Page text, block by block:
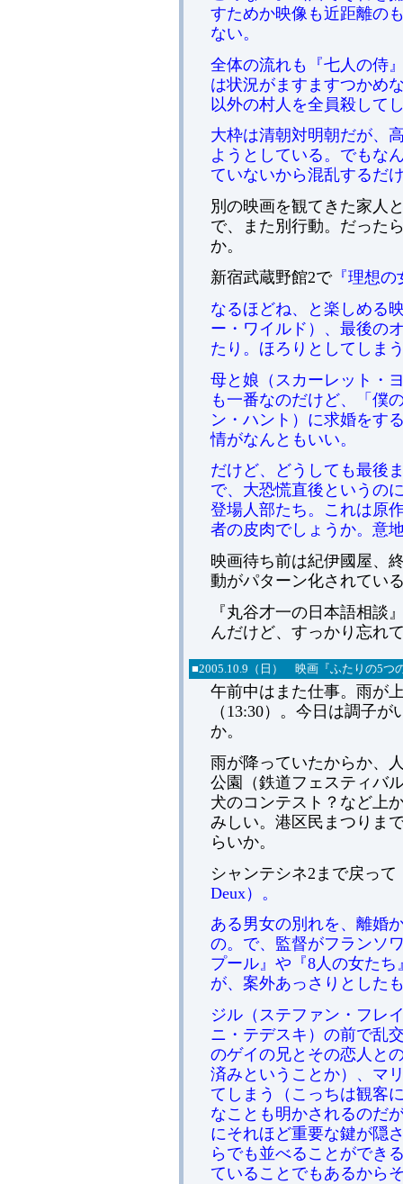
すためか映像も近距離の
ない。
全体の流れも『七人の侍
は状況がますますつかめ
以外の村人を全員殺して
大枠は清朝対明朝だが、
ようとしている。でもな
ていないから混乱するだ
別の映画を観てきた家人
で、また別行動。だった
か。
新宿武蔵野館2で『理想の
なるほどね、と楽しめる
ー・ワイルド）、最後の
たり。ほろりとしてしま
母と娘（スカーレット・
も一番なのだけど、「僕
ン・ハント）に求婚をす
情がなんともいい。
だけど、どうしても最後
で、大恐慌直後というの
登場人部たち。これは原
者の皮肉でしょうか。意
映画待ち前は紀伊國屋、
動がパターン化されてい
『丸谷才一の日本語相談
んだけど、すっかり忘れ
■2005.10.9（日） 映画『ふたりの5つ
午前中はまた仕事。雨が
（13:30）。今日は調子
か。
雨が降っていたからか、
公園（鉄道フェスティバ
犬のコンテスト？など上
みしい。港区民まつりま
らいか。
シャンテシネ2まで戻って
Deux）。
ある男女の別れを、離婚
の。で、監督がフランソ
プール』や『8人の女た
が、案外あっさりとした
ジル（ステファン・フレ
ニ・テデスキ）の前で乱
のゲイの兄とその恋人と
済みということか）、マ
てしまう（こっちは観客
なことも明かされるのだ
にそれほど重要な鍵が隠
らでも並べることができ
ていることでもあるから